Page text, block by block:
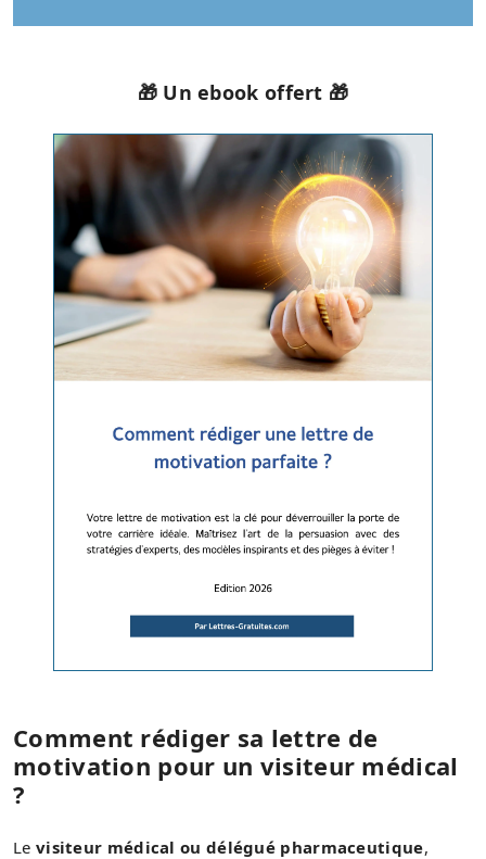
🎁 Un ebook offert 🎁
Comment rédiger sa lettre de
motivation pour un visiteur médical
?
Le visiteur médical ou délégué pharmaceutique,